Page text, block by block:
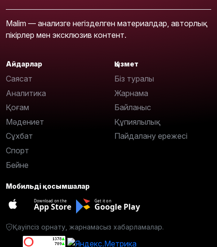
Malim — анализге негізделген материалдар, авторлық
пікірлер мен эксклюзив контент.
Айдарлар
Саясат
Аналитика
Қоғам
Мәдениет
Сұхбат
Спорт
Бейне
Қызмет
Біз туралы
Жарнама
Байланыс
Құпиялылық
Пайдалану ережесі
Мобильді қосымшалар
Download on the
App Store
Get it on
Google Play
Қауіпсіз орнату, жарнамасыз хабарламалар.